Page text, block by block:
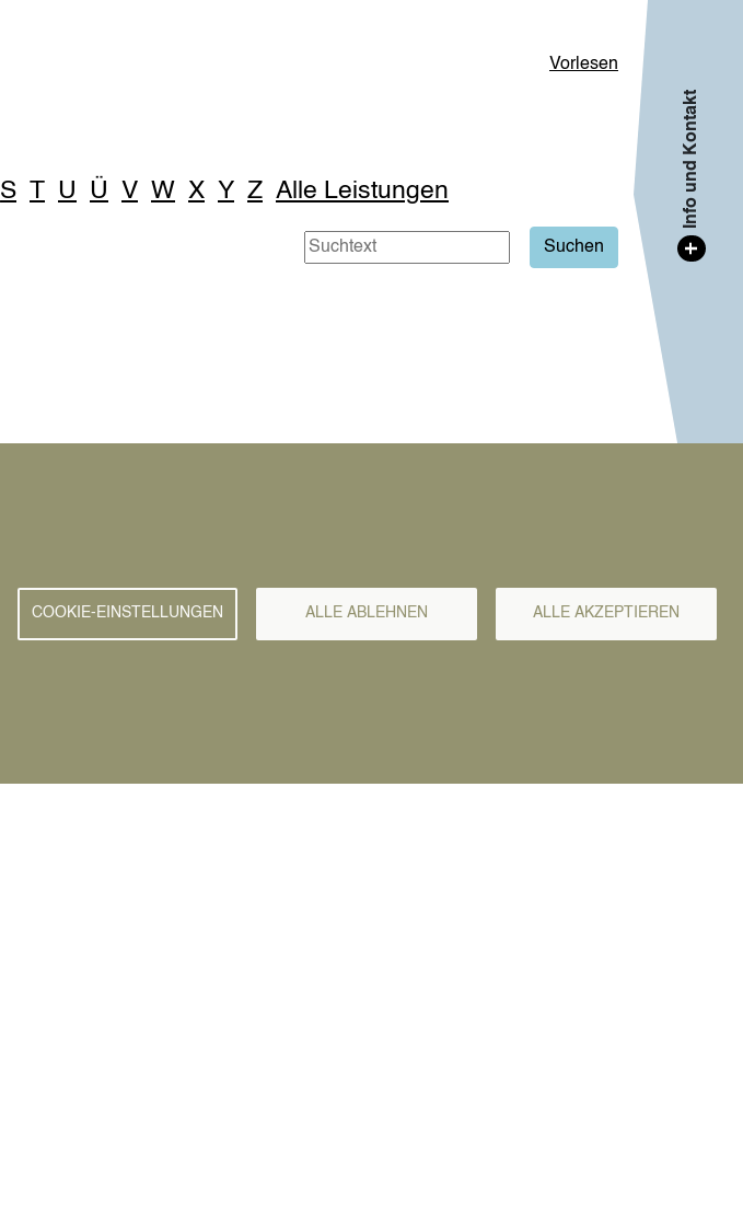
Vorlesen
S T U Ü V W X Y Z Alle Leistungen
COOKIE-EINSTELLUNGEN ALLE ABLEHNEN ALLE AKZEPTIEREN
+
Info und Kontakt